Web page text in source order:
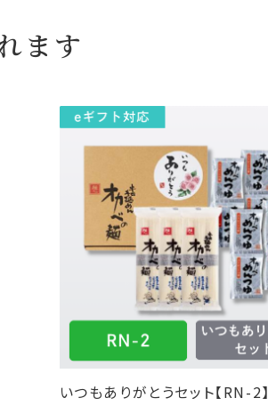
ます
いつもありがとうセット【RN-2】